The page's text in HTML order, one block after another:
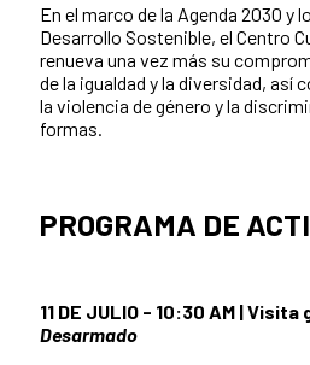
En el marco de la Agenda 2030 y
Desarrollo Sostenible, el Centro
renueva una vez más su
de la igualdad y la diversidad, así
la violencia de género y la
formas.
PROGRAMA DE
11 DE JULIO - 10:30 AM | Visita
Desarmado